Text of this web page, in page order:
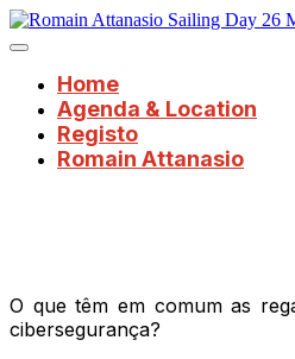
Home
Agenda & Location
Registo
Romain Attanasio
O que têm em comum as
cibersegurança?